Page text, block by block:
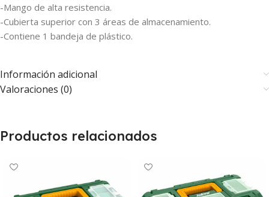
-Mango de alta resistencia.
-Cubierta superior con 3 áreas de almacenamiento.
-Contiene 1 bandeja de plástico.
Información adicional
Valoraciones (0)
Productos relacionados